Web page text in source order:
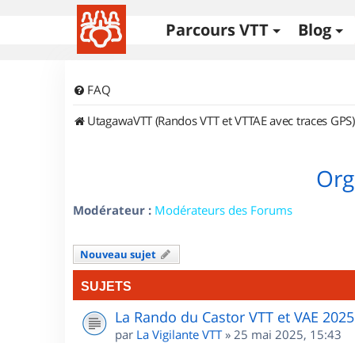
Parcours VTT Blog
FAQ
UtagawaVTT (Randos VTT et VTTAE avec traces GPS)
Modérateur : Modérateurs des Forums
Nouveau sujet
SUJETS
La Rando du Castor VTT et VAE 2025
par La Vigilante VTT» 25 mai 2025, 15:43